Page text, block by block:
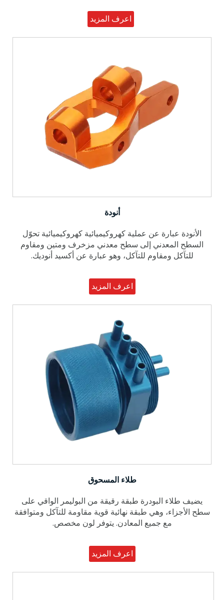
اعرف المزيد
أنودة
الأنودة عبارة عن عملية كهروكيميائية كهروكيميائية تحوّل
السطح المعدني إلى سطح معدني مزخرف ومتين ومقاوم
للتآكل ومقاوم للتآكل، وهو عبارة عن أكسيد أنوديك.
اعرف المزيد
طلاء المسحوق
يضيف طلاء البودرة طبقة رقيقة من البوليمر الواقي على
سطح الأجزاء، وهي طبقة نهائية قوية مقاومة للتآكل ومتوافقة
مع جميع المعادن. يتوفر لون مخصص.
اعرف المزيد